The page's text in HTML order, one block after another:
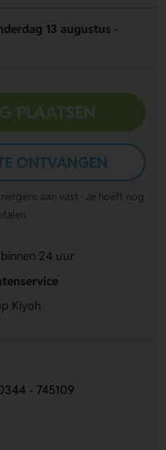
13 augustus
PLAATSEN
ONTVANGEN
aan vast · Je hoeft nog
24 uur
Kiyoh
- 745109